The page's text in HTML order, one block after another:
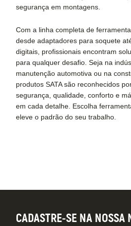
segurança em montagens.
Com a linha completa de
desde adaptadores para soquete
digitais, profissionais encontram
para qualquer desafio. Seja na
manutenção automotiva ou na
produtos SATA são reconhecidos
segurança, qualidade, conforto e
em cada detalhe. Escolha
eleve o padrão do seu trabalho.
CADASTRE-SE NA NOSSA